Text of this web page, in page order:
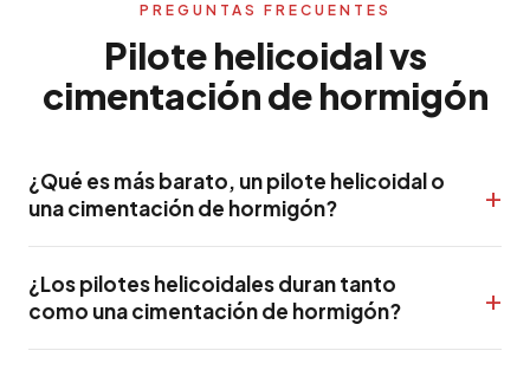
PREGUNTAS FRECUENTES
Pilote helicoidal vs
cimentación de hormigón
¿Qué es más barato, un pilote helicoidal o
una cimentación de hormigón?
¿Los pilotes helicoidales duran tanto
como una cimentación de hormigón?